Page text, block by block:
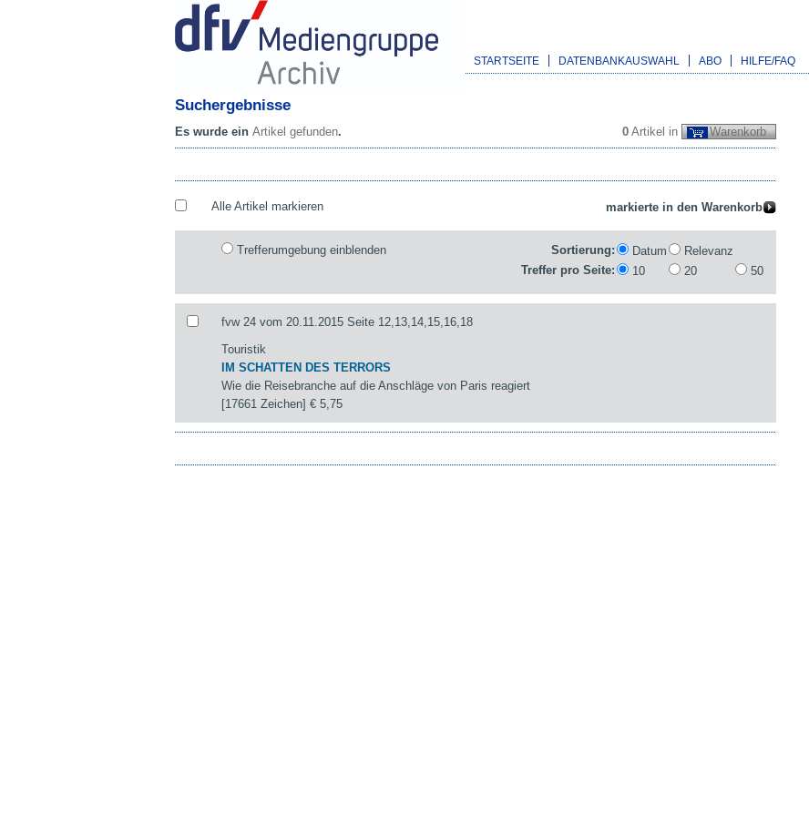
STARTSEITE DATENBANKAUSWAHL ABO HILFE/FAQ
Suchergebnisse
0 Artikel in Warenkorb
Es wurde ein Artikel gefunden.
Alle Artikel markieren
Trefferumgebung einblenden Sortierung: Datum
Relevanz
Treffer pro Seite:
10 20 50
fvw 24 vom 20.11.2015 Seite 12,13,14,15,16,18
Touristik
IM SCHATTEN DES TERRORS
Wie die Reisebranche auf die Anschläge von Paris reagiert
[17661 Zeichen]€ 5,75